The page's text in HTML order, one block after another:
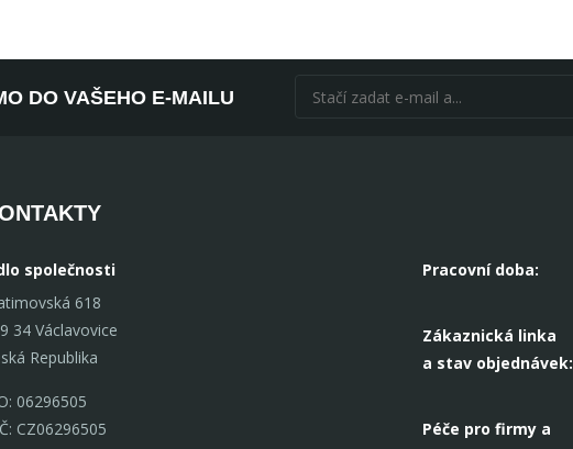
DO VAŠEHO E-MAILU
společnosti
618
34 Václavovice
Republika
06296505
CZ06296505
Pracovní doba:
Zákaznická linka
a stav objednávek:
Péče pro firmy a